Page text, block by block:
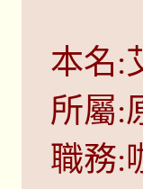
本名:
所屬:
職務: